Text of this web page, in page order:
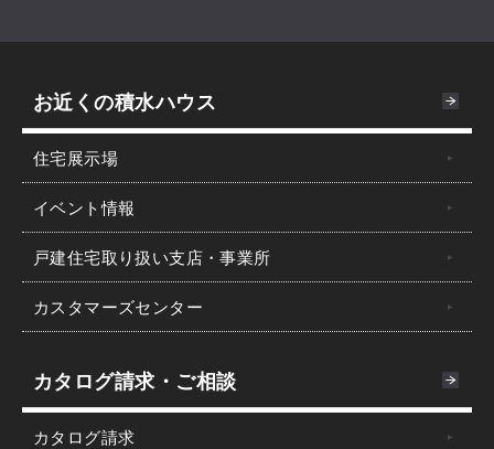
お近くの積水ハウス
住宅展示場
イベント情報
戸建住宅取り扱い支店・事業所
カスタマーズセンター
カタログ請求・ご相談
カタログ請求